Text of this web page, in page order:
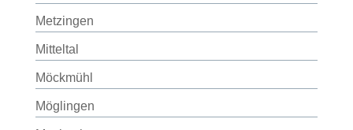
Metzingen
Mitteltal
Möckmühl
Möglingen